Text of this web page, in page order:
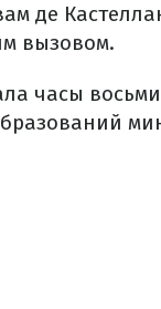
де
вызовом.
часы